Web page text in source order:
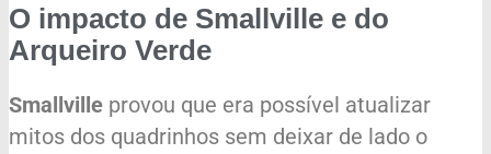
O impacto de Smallville e do
Arqueiro Verde
Smallville provou que era possível atualizar
mitos dos quadrinhos sem deixar de lado o